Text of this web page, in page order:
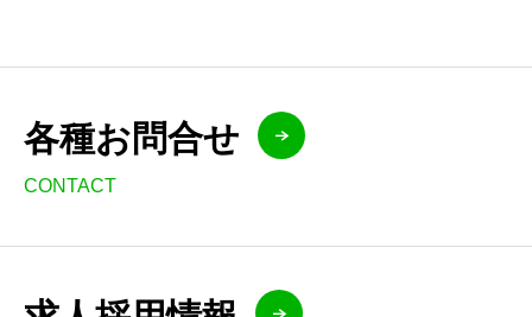
各種お問合せ
CONTACT